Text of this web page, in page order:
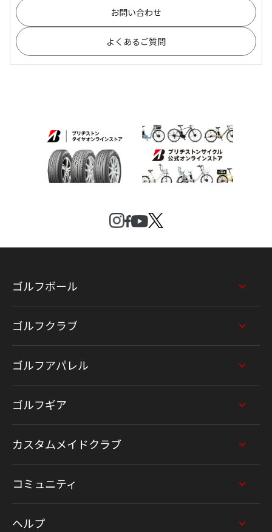
お問い合わせ
よくあるご質問
ゴルフボール
ゴルフクラブ
ゴルフアパレル
ゴルフギア
カスタムメイドクラブ
コミュニティ
ヘルプ